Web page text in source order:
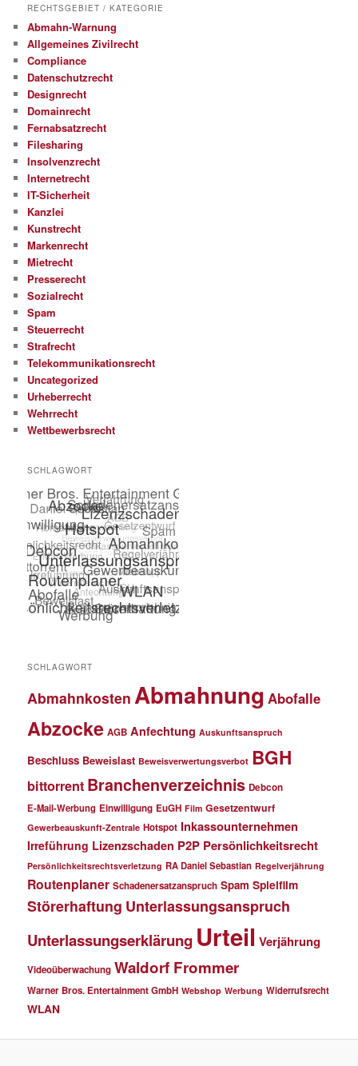
RECHTSGEBIET / KATEGORIE
Abmahn-Warnung
Allgemeines Zivilrecht
Compliance
Datenschutzrecht
Designrecht
Domainrecht
Fernabsatzrecht
Filesharing
Insolvenzrecht
Internetrecht
IT-Sicherheit
Kanzlei
Kunstrecht
Markenrecht
Mietrecht
Presserecht
Sozialrecht
Spam
Steuerrecht
Strafrecht
Telekommunikationsrecht
Uncategorized
Urheberrecht
Wehrrecht
Wettbewerbsrecht
SCHLAGWORT
SCHLAGWORT
Abmahnkosten Abmahnung Abofalle
Abzocke AGB Anfechtung Auskunftsanspruch
Beschluss Beweislast Beweisverwertungsverbot BGH
bittorrent Branchenverzeichnis Debcon
E-Mail-Werbung Einwilligung EuGH Film Gesetzentwurf
Gewerbeauskunft-Zentrale Hotspot Inkassounternehmen
Irreführung Lizenzschaden P2P Persönlichkeitsrecht
Persönlichkeitsrechtsverletzung RA Daniel Sebastian Regelverjährung
Routenplaner Schadenersatzanspruch Spam Spielfilm
Störerhaftung Unterlassungsanspruch
Unterlassungserklärung Urteil Verjährung
Videoüberwachung Waldorf Frommer
Warner Bros. Entertainment GmbH Webshop Werbung Widerrufsrecht
WLAN